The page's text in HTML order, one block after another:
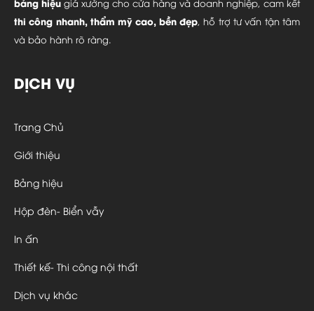
giá xưởng cho cửa hàng và doanh nghiệp, cam kết
thi công nhanh, thẩm mỹ cao, bền đẹp, hỗ trợ tư vấn tận tâm
và bảo hành rõ ràng.
DỊCH VỤ
Trang Chủ
Giới thiệu
Bảng hiệu
Hộp đèn- Biển vẫy
In ấn
Thiết kế- Thi công nội thất
Dịch vụ khác